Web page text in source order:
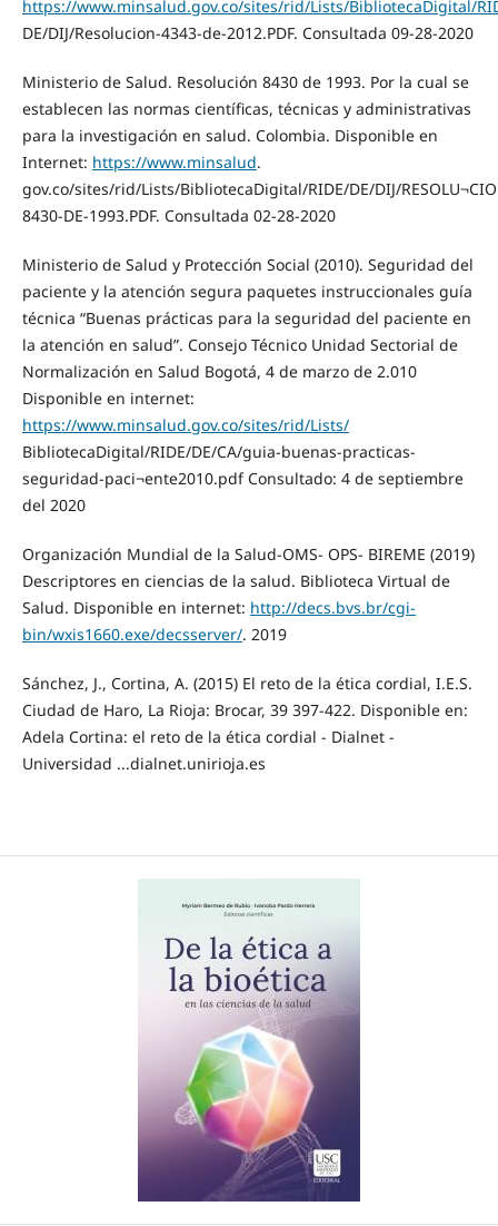
https://www.minsalud.gov.co/sites/rid/Lists/BibliotecaDigital/
DE/DIJ/Resolucion-4343-de-2012.PDF. Consultada 09-28-2020
Ministerio de Salud. Resolución 8430 de 1993. Por la cual se
establecen las normas científicas, técnicas y administrativas
para la investigación en salud. Colombia. Disponible en
Internet: https://www.minsalud.
gov.co/sites/rid/Lists/BibliotecaDigital/RIDE/DE/DIJ/
8430-DE-1993.PDF. Consultada 02-28-2020
Ministerio de Salud y Protección Social (2010). Seguridad del
paciente y la atención segura paquetes instruccionales guía
técnica “Buenas prácticas para la seguridad del paciente en
la atención en salud”. Consejo Técnico Unidad Sectorial de
Normalización en Salud Bogotá, 4 de marzo de 2.010
Disponible en internet:
https://www.minsalud.gov.co/sites/rid/Lists/
BibliotecaDigital/RIDE/DE/CA/guia-buenas-practicas-
seguridad-paci¬ente2010.pdf Consultado: 4 de septiembre
del 2020
Organización Mundial de la Salud-OMS- OPS- BIREME (2019)
Descriptores en ciencias de la salud. Biblioteca Virtual de
Salud. Disponible en internet: http://decs.bvs.br/cgi-
bin/wxis1660.exe/decsserver/. 2019
Sánchez, J., Cortina, A. (2015) El reto de la ética cordial, I.E.S.
Ciudad de Haro, La Rioja: Brocar, 39 397-422. Disponible en:
Adela Cortina: el reto de la ética cordial - Dialnet -
Universidad ...dialnet.unirioja.es